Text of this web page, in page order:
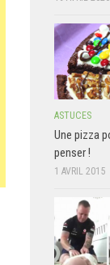
ASTUCES
Une pizza
penser !
1 AVRIL 2015